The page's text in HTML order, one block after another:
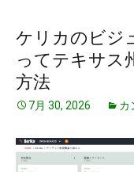
ケリカのビジ
ってテキサス
方法
7月 30, 2026 カ